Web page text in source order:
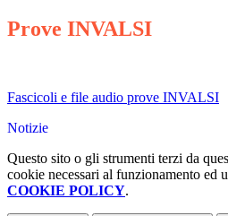
Prove INVALSI
Fascicoli e file audio prove INVALSI
Notizie
Questo sito o gli strumenti terzi da
cookie necessari al funzionamento ed
COOKIE POLICY.